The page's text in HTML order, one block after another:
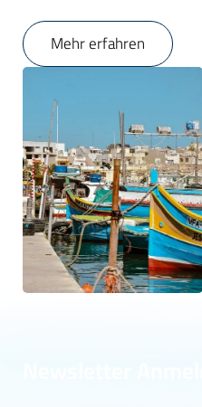
Mehr erfahren